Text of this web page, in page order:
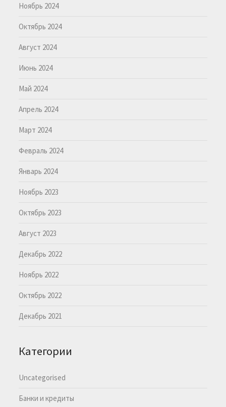
Ноябрь 2024
Октябрь 2024
Август 2024
Июнь 2024
Май 2024
Апрель 2024
Март 2024
Февраль 2024
Январь 2024
Ноябрь 2023
Октябрь 2023
Август 2023
Декабрь 2022
Ноябрь 2022
Октябрь 2022
Декабрь 2021
Категории
Uncategorised
Банки и кредиты